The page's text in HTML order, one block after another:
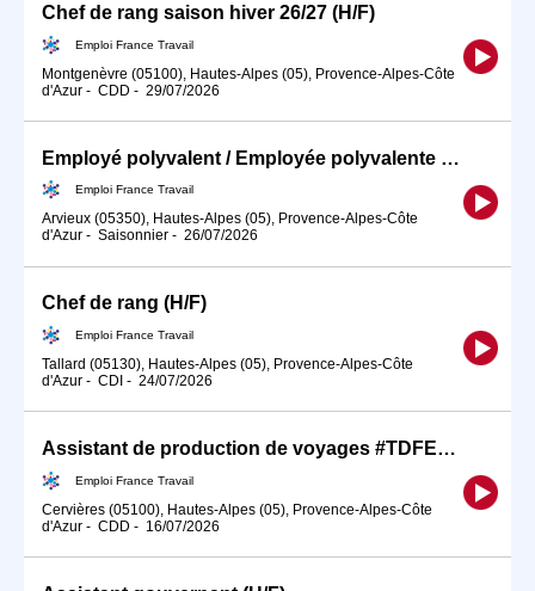
Chef de rang saison hiver 26/27 (H/F)
Emploi France Travail
Montgenèvre (05100), Hautes-Alpes (05), Provence-Alpes-Côte
d'Azur - CDD - 29/07/2026
Employé polyvalent / Employée polyvalente en établissement hôteli (H/F)
Emploi France Travail
Arvieux (05350), Hautes-Alpes (05), Provence-Alpes-Côte
d'Azur - Saisonnier - 26/07/2026
Chef de rang (H/F)
Emploi France Travail
Tallard (05130), Hautes-Alpes (05), Provence-Alpes-Côte
d'Azur - CDI - 24/07/2026
Assistant de production de voyages #TDFE2026 (H/F)
Emploi France Travail
Cervières (05100), Hautes-Alpes (05), Provence-Alpes-Côte
d'Azur - CDD - 16/07/2026